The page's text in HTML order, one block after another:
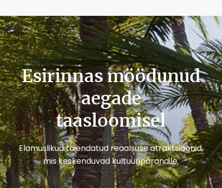
Esirinnas möödunud
aegade
taasloomisel
Elamuslikud täiendatud reaalsuse atraktsioonid,
mis keskenduvad kultuuripärandile.